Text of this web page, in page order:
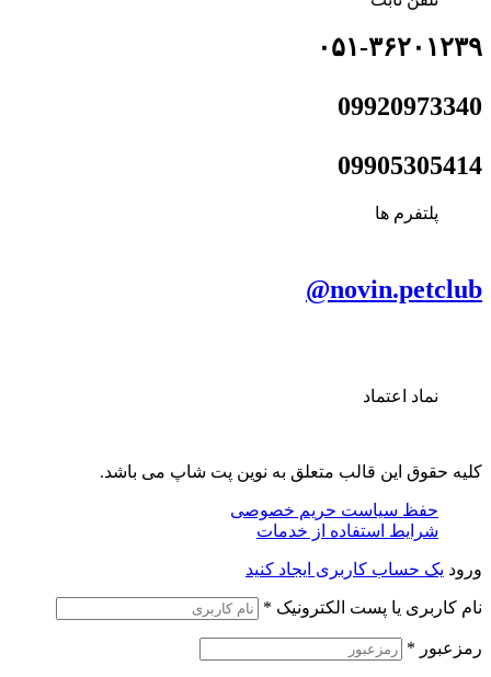
۰۵۱-۳۶۲۰۱۲۳۹
09920973340
09905305414
پلتفرم ها
novin.petclub@
نماد اعتماد
کلیه حقوق این قالب متعلق به نوین پت شاپ می باشد.
حفظ سیاست حریم خصوصی
شرایط استفاده از خدمات
ورود یک حساب کاربری ایجاد کنید
نام کاربری یا پست الکترونیک *
رمزعبور *